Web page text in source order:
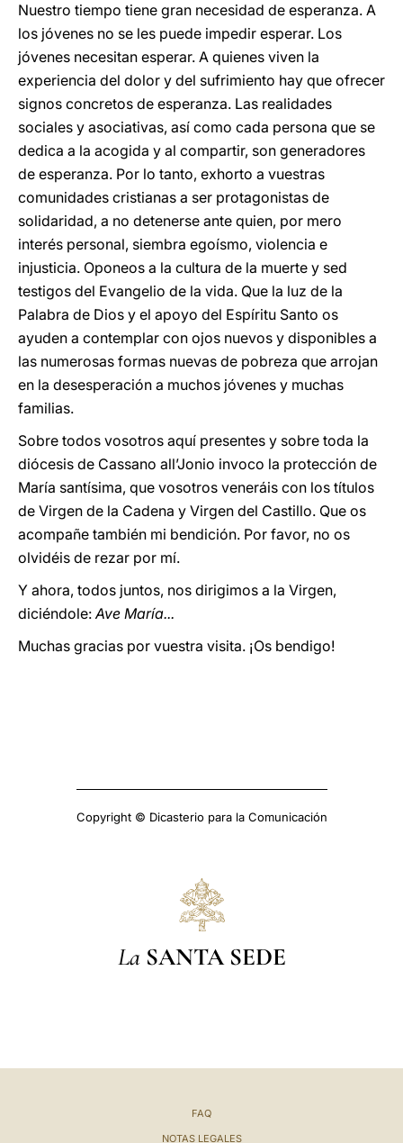
Nuestro tiempo tiene gran necesidad de esperanza. A
los jóvenes no se les puede impedir esperar. Los
jóvenes necesitan esperar. A quienes viven la
experiencia del dolor y del sufrimiento hay que ofrecer
signos concretos de esperanza. Las realidades
sociales y asociativas, así como cada persona que se
dedica a la acogida y al compartir, son generadores
de esperanza. Por lo tanto, exhorto a vuestras
comunidades cristianas a ser protagonistas de
solidaridad, a no detenerse ante quien, por mero
interés personal, siembra egoísmo, violencia e
injusticia. Oponeos a la cultura de la muerte y sed
testigos del Evangelio de la vida. Que la luz de la
Palabra de Dios y el apoyo del Espíritu Santo os
ayuden a contemplar con ojos nuevos y disponibles a
las numerosas formas nuevas de pobreza que arrojan
en la desesperación a muchos jóvenes y muchas
familias.
Sobre todos vosotros aquí presentes y sobre toda la
diócesis de Cassano all’Jonio invoco la protección de
María santísima, que vosotros veneráis con los títulos
de Virgen de la Cadena y Virgen del Castillo. Que os
acompañe también mi bendición. Por favor, no os
olvidéis de rezar por mí.
Y ahora, todos juntos, nos dirigimos a la Virgen,
diciéndole:Ave María...
Muchas gracias por vuestra visita. ¡Os bendigo!
Copyright © Dicasterio para la Comunicación
La SANTA SEDE
FAQ
NOTAS LEGALES